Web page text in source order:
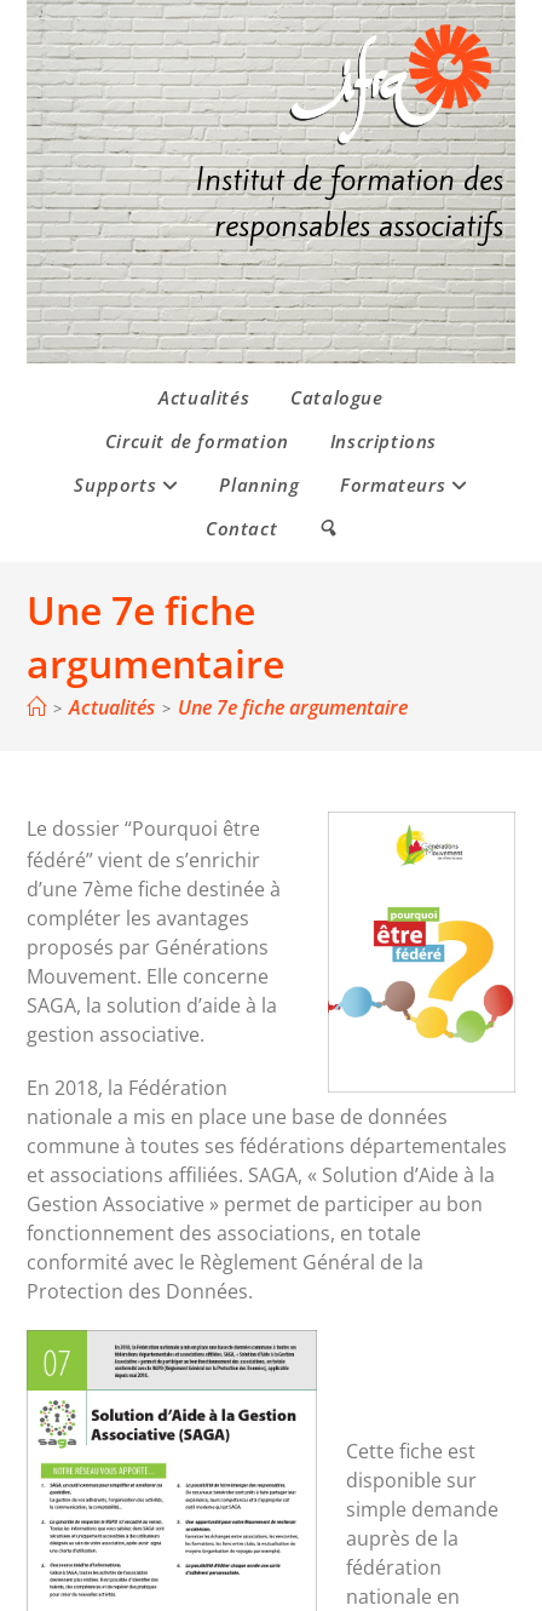
Institut de formation des
responsables associatifs
Actualités
Catalogue
Circuit de formation
Inscriptions
Supports
Planning
Formateurs
Contact
🔍
Une 7e fiche
argumentaire
> Actualités > Une 7e fiche argumentaire
Le dossier “Pourquoi être
fédéré” vient de s’enrichir
d’une 7ème fiche destinée à
compléter les avantages
proposés par Générations
Mouvement. Elle concerne
SAGA, la solution d’aide à la
gestion associative.
En 2018, la Fédération
nationale a mis en place une base de données
commune à toutes ses fédérations départementales
et associations affiliées. SAGA, « Solution d’Aide à la
Gestion Associative » permet de participer au bon
fonctionnement des associations, en totale
conformité avec le Règlement Général de la
Protection des Données.
Cette fiche est
disponible sur
simple demande
auprès de la
fédération
nationale en